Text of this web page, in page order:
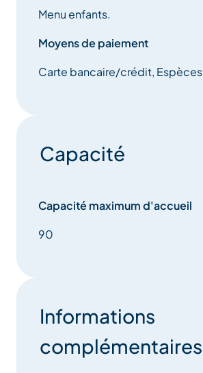
Menu enfants.
Moyens de paiement
Carte bancaire/crédit, Espèces
Capacité
Capacité maximum d'accueil
90
Informations
complémentaires